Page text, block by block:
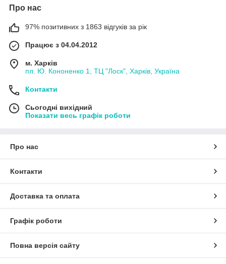
Про нас
97% позитивних з 1863 відгуків за рік
Працює з 04.04.2012
м. Харків
пл. Ю. Кононенко 1, ТЦ "Лоск", Харків, Україна
Контакти
Сьогодні вихідний
Показати весь графік роботи
Про нас
Контакти
Доставка та оплата
Графік роботи
Повна версія сайту